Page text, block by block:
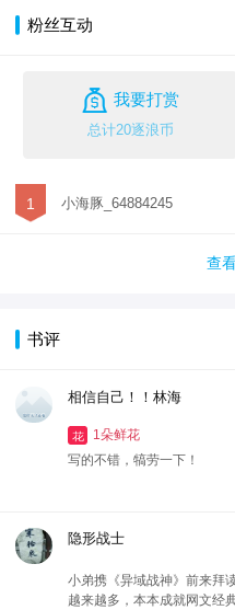
粉丝互动
 我要打赏
总计20逐浪币
1 小海豚_64884245
查
书评
相信自己！！林海
花
1朵鲜花
写的不错，犒劳一下！
隐形战士
小弟携《异域战神》前来拜
越来越多，本本成就网文